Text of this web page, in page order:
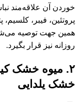
خوردن آن علاقه‌مند
پروتئین‌، فیبر،
همین جهت توصیه
روزانه نیز قرار بگیرد.
۲. میوه خشک
خشک یلدایی